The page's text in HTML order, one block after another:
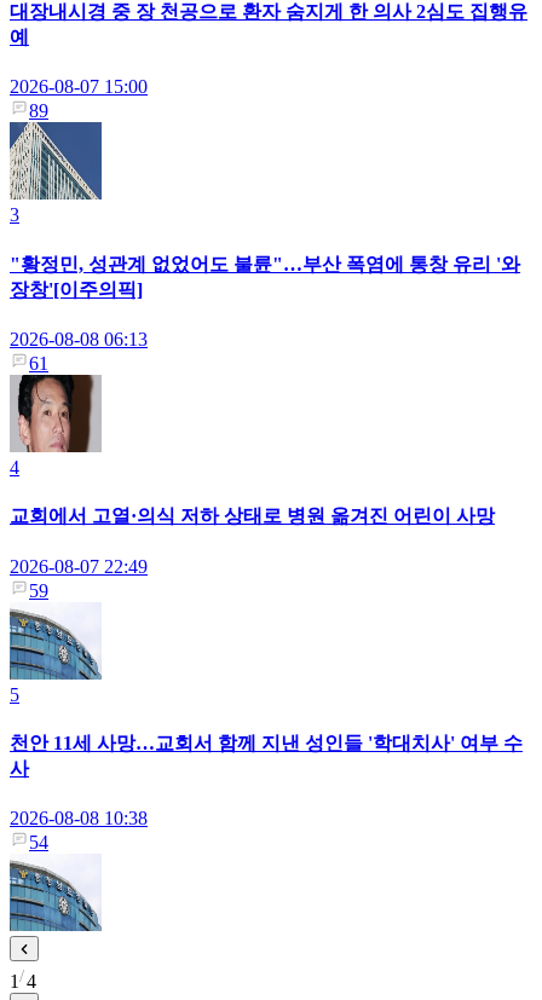
대장내시경 중 장 천공으로 환자 숨지게 한 의사 2심도 집행유
예
2026-08-07 15:00
89
3
"황정민, 성관계 없었어도 불륜"…부산 폭염에 통창 유리 '와
장창'[이주의픽]
2026-08-08 06:13
61
4
교회에서 고열·의식 저하 상태로 병원 옮겨진 어린이 사망
2026-08-07 22:49
59
5
천안 11세 사망…교회서 함께 지낸 성인들 '학대치사' 여부 수
사
2026-08-08 10:38
54
1 4